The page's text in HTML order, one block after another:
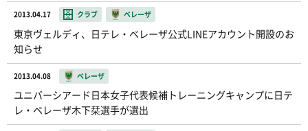
2013.04.17 クラブ ベレーザ
東京ヴェルディ、日テレ・ベレーザ公式LINEアカウント開設のお
知らせ
2013.04.08 ベレーザ
ユニバーシアード日本女子代表候補トレーニングキャンプに日テ
レ・ベレーザ木下栞選手が選出